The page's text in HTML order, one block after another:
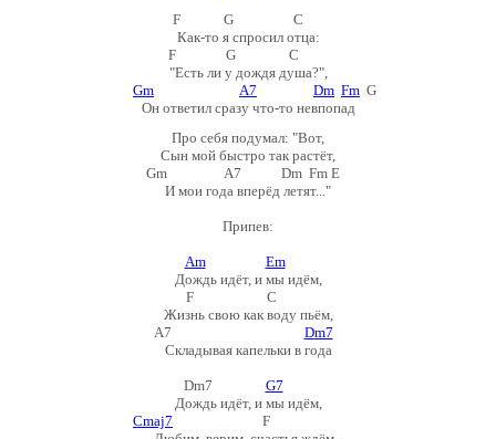
F G C
Как-то я спросил отца:
F G C
"Есть ли у дождя душа?",
Gm
A7 Dm Fm G
Он ответил сразу что-то невпопад
Про себя подумал: "Вот,
Сын мой быстро так растёт,
Gm A7 Dm Fm E
И мои года вперёд летят..."
Припев:
Am
Em
Дождь идёт, и мы идём,
F C
Жизнь свою как воду пьём,
A7 Dm7
Складывая капельки в года
Dm7 G7
Дождь идёт, и мы идём,
Cmaj7 F